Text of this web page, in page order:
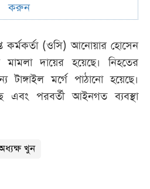
করুন
কর্মকর্তা (ওসি) আনোয়ার হোসেন
দায়ের হয়েছে। নিহতের
মর্গে পাঠানো হয়েছে।
এবং পরবর্তী আইনগত ব্যবস্থা
খুন